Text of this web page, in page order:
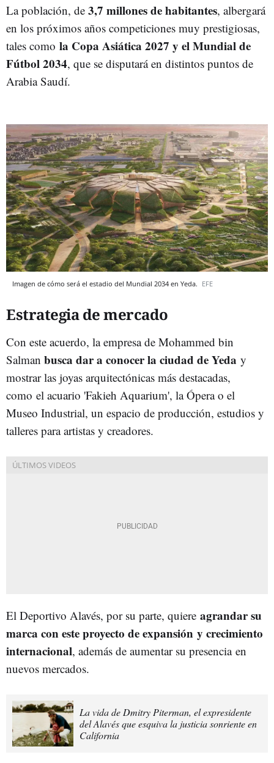
La población, de 3,7 millones de habitantes, albergará
en los próximos años competiciones muy prestigiosas,
tales como la Copa Asiática 2027 y el Mundial de
Fútbol 2034, que se disputará en distintos puntos de
Arabia Saudí.
Imagen de cómo será el estadio del Mundial 2034 en Yeda. EFE
Estrategia de mercado
Con este acuerdo, la empresa de Mohammed bin
Salman busca dar a conocer la ciudad de Yeda y
mostrar las joyas arquitectónicas más destacadas,
como el acuario 'Fakieh Aquarium', la Ópera o el
Museo Industrial, un espacio de producción, estudios y
talleres para artistas y creadores.
El Deportivo Alavés, por su parte, quiere agrandar su
marca con este proyecto de expansión y crecimiento
internacional, además de aumentar su presencia en
nuevos mercados.
La vida de Dmitry Piterman, el expresidente
del Alavés que esquiva la justicia sonriente en
California